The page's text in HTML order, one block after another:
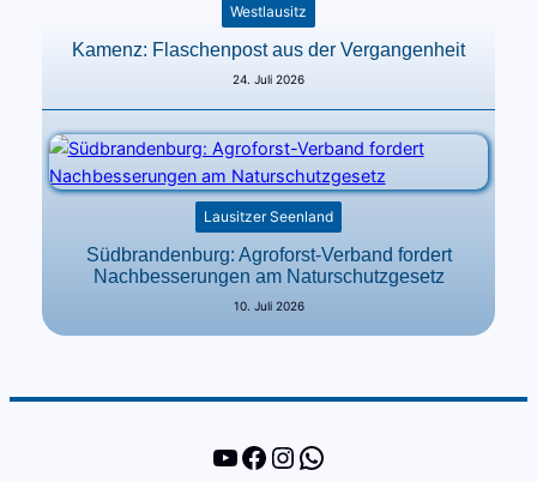
Westlausitz
Kamenz: Flaschenpost aus der Vergangenheit
24. Juli 2026
Lausitzer Seenland
Südbrandenburg: Agroforst-Verband fordert
Nachbesserungen am Naturschutzgesetz
10. Juli 2026
YouTube
Facebook
Instagram
WhatsApp